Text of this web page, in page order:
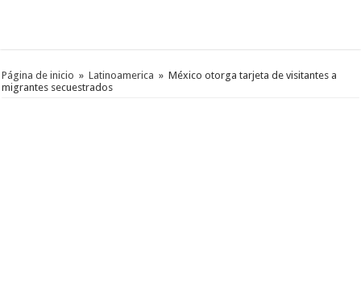
Página de inicio » Latinoamerica » México otorga tarjeta de visitantes a
migrantes secuestrados